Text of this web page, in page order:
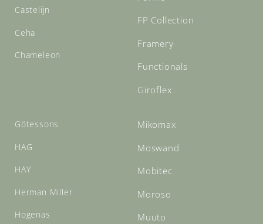
Castelijn
Ceha
Chameleon
FP Collection
Framery
Functionals
Giroflex
Götessons
HAG
HAY
Herman Miller
Hogenas
Mikomax
Moswand
Mobitec
Moroso
Muuto